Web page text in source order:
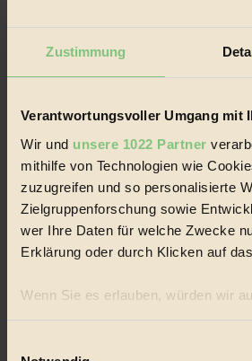
Zustimmung
Verantwortungsvoller Umgang mit
Wir und unsere 1022 Partner
mithilfe von Technologien wie
zuzugreifen und so personalisierte
Zielgruppenforschung sowie
wer Ihre Daten für welche Zwecke
Erklärung oder durch Klicken auf
Wenn Sie es erlauben, würden wir
Informationen über Ihre
Illustration
klimawandel